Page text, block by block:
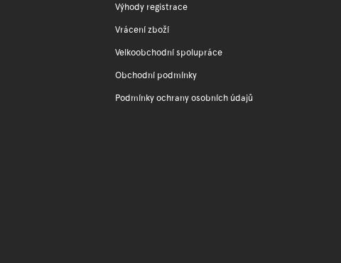
Výhody registrace
Vrácení zboží
Velkoobchodní spolupráce
Obchodní podmínky
Podmínky ochrany osobních údajů